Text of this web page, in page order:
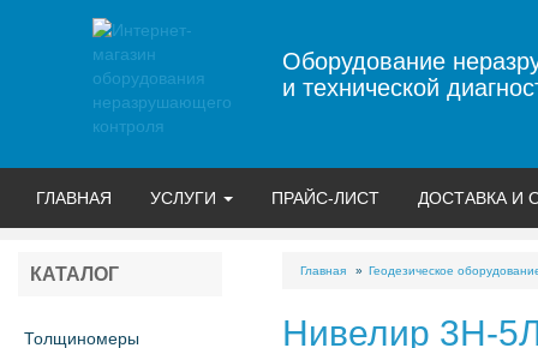
Оборудование
и технической
ГЛАВНАЯ УСЛУГИ ПРАЙС-ЛИСТ ДОСТАВКА И
КАТАЛОГ
Толщиномеры
Главная Геодезическое
Нивелир 3Н-